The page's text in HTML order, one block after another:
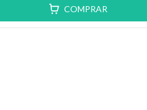
COMPRAR